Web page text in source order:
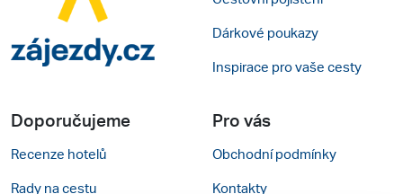
Dárkové poukazy
Inspirace pro vaše cesty
Doporučujeme
Recenze hotelů
Rady na cestu
Pro vás
Obchodní podmínky
Kontakty